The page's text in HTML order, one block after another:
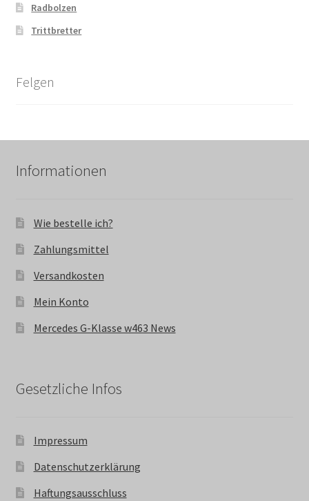
Radbolzen
Trittbretter
Felgen
Informationen
Wie bestelle ich?
Zahlungsmittel
Versandkosten
Mein Konto
Mercedes G-Klasse w463 News
Gesetzliche Infos
Impressum
Datenschutzerklärung
Haftungsausschluss